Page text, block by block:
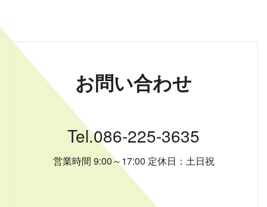
お問い合わせ
Tel.086-225-3635
営業時間 9:00～17:00 定休日：土日祝